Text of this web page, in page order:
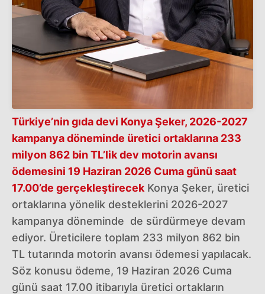
Türkiye’nin gıda devi Konya Şeker, 2026-2027
kampanya döneminde üretici ortaklarına 233
milyon 862 bin TL’lik dev motorin avansı
ödemesini 19 Haziran 2026 Cuma günü saat
17.00’de gerçekleştirecek Konya Şeker, üretici
ortaklarına yönelik desteklerini 2026-2027
kampanya döneminde de sürdürmeye devam
ediyor. Üreticilere toplam 233 milyon 862 bin
TL tutarında motorin avansı ödemesi yapılacak.
Söz konusu ödeme, 19 Haziran 2026 Cuma
günü saat 17.00 itibarıyla üretici ortakların